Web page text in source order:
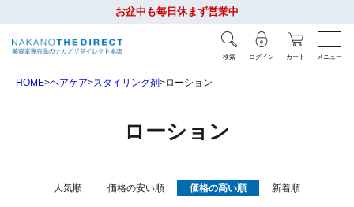
お盆中も毎日休まず営業中
検索 ログイン カート メニュー
HOME ヘアケア スタイリング剤 ローション
ローション
人気順 価格の安い順 価格の高い順 新着順